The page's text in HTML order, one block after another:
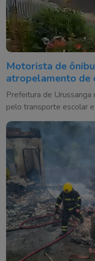
Motorista de
atropelamento de
Prefeitura de
pelo transporte escolar
condutor até a conclusão